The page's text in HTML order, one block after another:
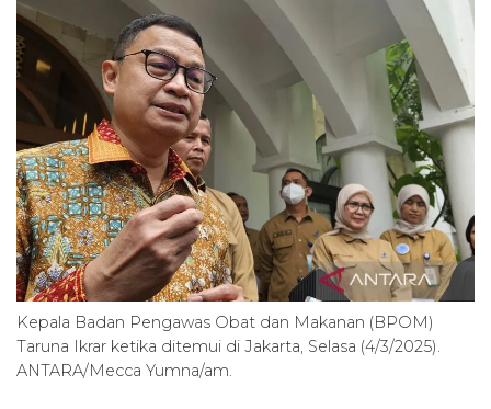
Kepala Badan Pengawas Obat dan Makanan (BPOM)
Taruna Ikrar ketika ditemui di Jakarta, Selasa (4/3/2025).
ANTARA/Mecca Yumna/am.